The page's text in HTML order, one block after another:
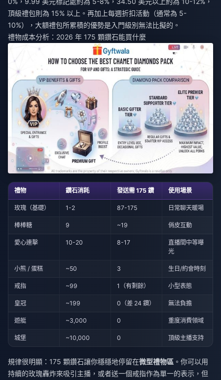
頂級禮包則為 15% 以上。再加上每週折扣活動（通常為 5-
10%），大額禮包所累積的優勢是入門級別無法比擬的。
禮物成本分析：2026 年 175 顆鑽石能買什麼
禮物 鑽石消耗 發送需 175 鑽 使用場景
玫瑰（基礎） 1-2 87-175 日常聊天暖場
棒棒糖 9 ~19 俏皮互動
愛心連擊 10-20 8-17
直播間中等曝
光
小熊 / 蛋糕 ~50 3 生日/約會時刻
戒指 ~99 1（有剩餘） 小型表態
皇冠 ~199 0（差 24 鑽） 無法負擔
遊艇 ~3,000 0 重度消費領域
城堡 ~10,000 0 頂級主播支持
規律很明顯：175 顆鑽石讓你穩穩地停留在微型禮物區 。你可以用
持續的玫瑰轟炸來吸引主播，或者送一個戒指作為單一的表示，但